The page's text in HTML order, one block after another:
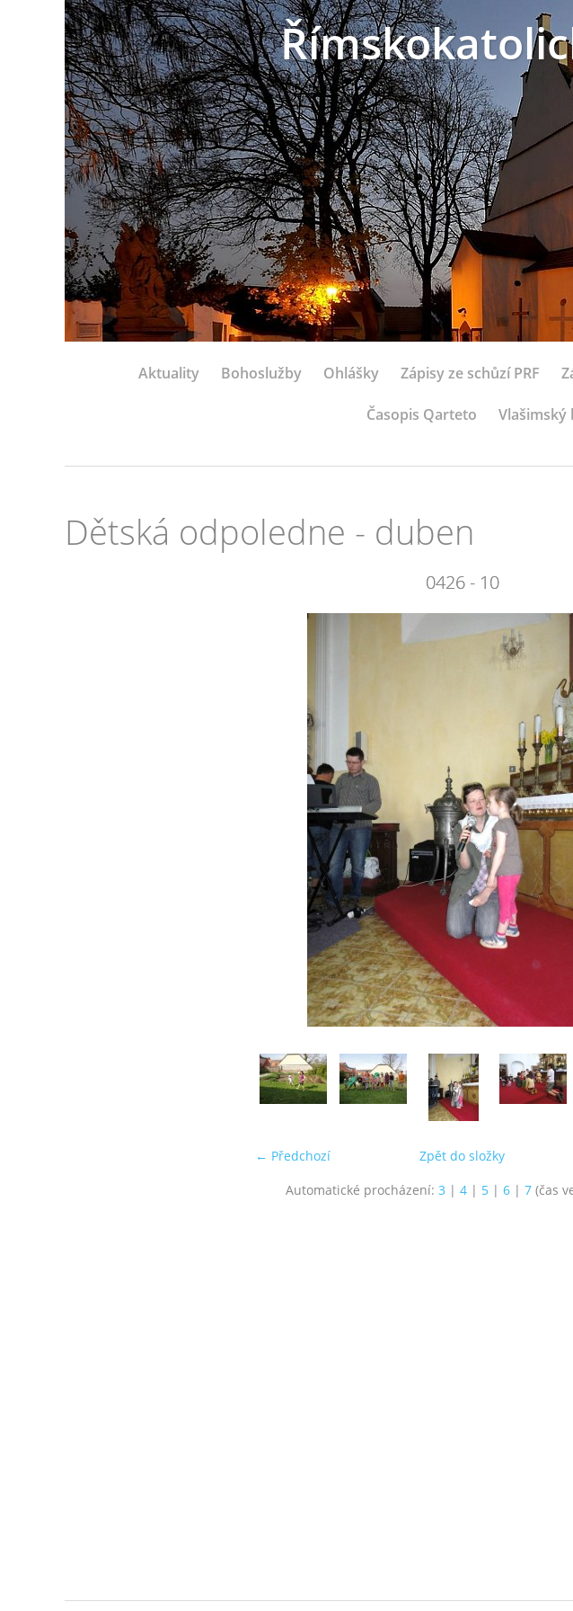
Aktuality Bohoslužby Ohlášky Zápisy ze schůzí PRF
Časopis Qarteto Vlašimský
Dětská odpoledne - duben
0426 - 10
← Předchozí
Zpět do složky
Automatické procházení: 3 | 4| 5| 6| 7(čas